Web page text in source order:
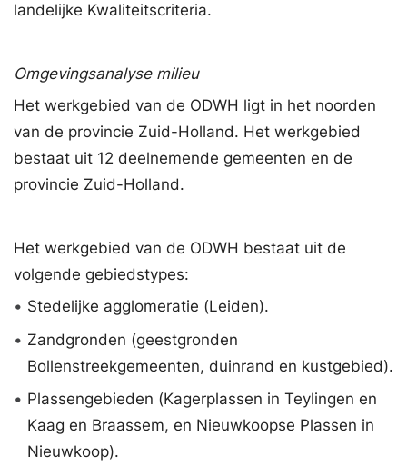
landelijke Kwaliteitscriteria.
Omgevingsanalyse milieu
Het werkgebied van de ODWH ligt in het noorden
van de provincie Zuid-Holland. Het werkgebied
bestaat uit 12 deelnemende gemeenten en de
provincie Zuid-Holland.
Het werkgebied van de ODWH bestaat uit de
volgende gebiedstypes:
• Stedelijke agglomeratie (Leiden).
• Zandgronden (geestgronden
Bollenstreekgemeenten, duinrand en kustgebied).
• Plassengebieden (Kagerplassen in Teylingen en
Kaag en Braassem, en Nieuwkoopse Plassen in
Nieuwkoop).